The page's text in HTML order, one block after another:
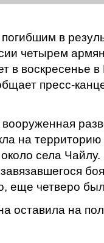
в
четырем
в воскресенье
пресс-
на
села
еще четверо
оставила на